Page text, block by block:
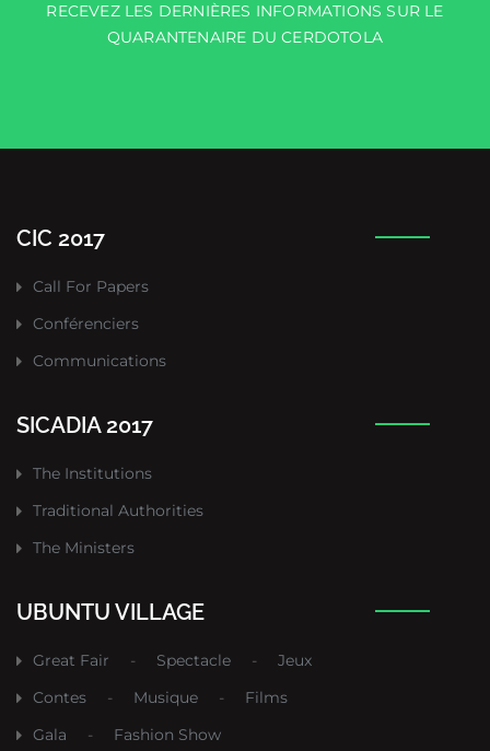
RECEVEZ LES DERNIÈRES INFORMATIONS SUR LE
QUARANTENAIRE DU CERDOTOLA
CIC 2017
Call For Papers
Conférenciers
Communications
SICADIA 2017
The Institutions
Traditional Authorities
The Ministers
UBUNTU VILLAGE
Great Fair - Spectacle -
Jeux
Contes
- Musique -
Films
Gala
- Fashion Show